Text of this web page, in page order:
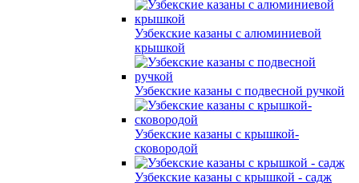
Узбекские казаны с алюминиевой
крышкой
Узбекские казаны с подвесной ручкой
Узбекские казаны с крышкой-
сковородой
Узбекские казаны с крышкой - садж